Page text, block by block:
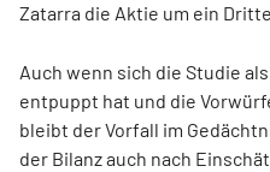
Zatarra die Aktie um ein
Auch wenn sich die Studie
entpuppt hat und die
bleibt der Vorfall im
der Bilanz auch nach